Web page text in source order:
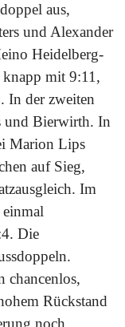
aus,
und Alexander
Heidelberg-
mit 9:11,
In der zweiten
und Bierwirth. In
Marion Lips
auf Sieg,
Im
Die
chancenlos,
Rückstand
noch